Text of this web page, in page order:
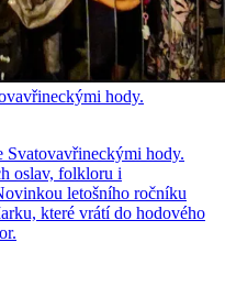
hody.
Svatovavřineckými hody.
oslav, folkloru i
letošního ročníku
které vrátí do hodového